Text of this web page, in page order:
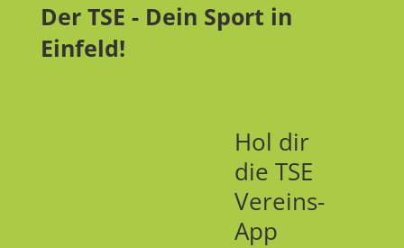
Der TSE - Dein Sport in
Einfeld!
Hol dir
die TSE
Vereins-
App